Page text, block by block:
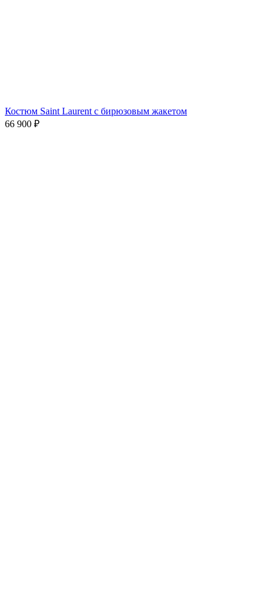
Костюм Saint Laurent с бирюзовым жакетом
66 900 ₽